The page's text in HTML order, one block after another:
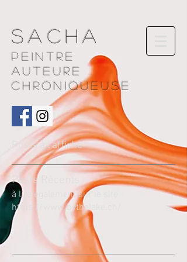
Sacha
Peintre
AUTEURE
chroniqueuse
Posts à l'affiche
Pos ts Récents
à lire également sur le site
https://www.bythelake.ch/